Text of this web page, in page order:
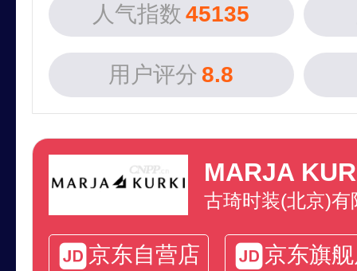
人气指数 45135
用户评分 8.8
MARJA
古琦时装(北京)有
京东自营店
京东旗